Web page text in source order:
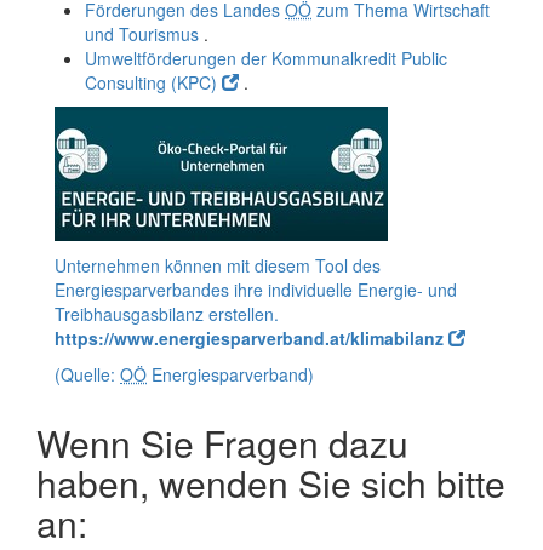
Förderungen des Landes OÖ zum Thema Wirtschaft
und Tourismus .
Umweltförderungen der Kommunalkredit Public
Consulting (KPC)
.
Unternehmen können mit diesem Tool des
Energiesparverbandes ihre individuelle Energie- und
Treibhausgasbilanz erstellen.
https://www.energiesparverband.at/klimabilanz
(Quelle: OÖ Energiesparverband)
Wenn Sie Fragen dazu
haben, wenden Sie sich bitte
an: